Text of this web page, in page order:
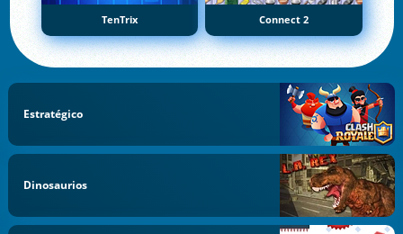
TenTrix Connect 2
Estratégico
Dinosaurios